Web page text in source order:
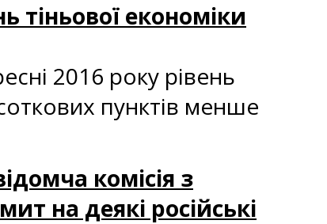
тіньової економіки
2016 року рівень
пунктів менше
комісія з
на деякі російські